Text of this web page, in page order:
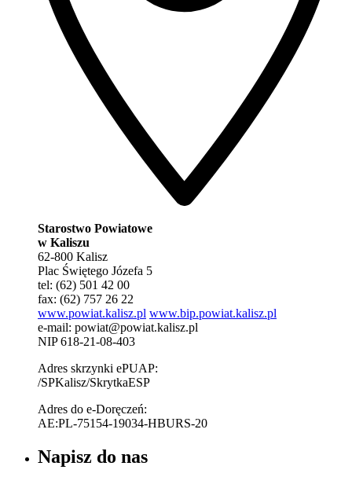
Starostwo Powiatowe
w Kaliszu
62-800 Kalisz
Plac Świętego Józefa 5
tel: (62) 501 42 00
fax: (62) 757 26 22
www.powiat.kalisz.pl www.bip.powiat.kalisz.pl
e-mail: powiat@powiat.kalisz.pl
NIP 618-21-08-403
Adres skrzynki ePUAP:
/SPKalisz/SkrytkaESP
Adres do e-Doręczeń:
AE:PL-75154-19034-HBURS-20
Napisz do nas